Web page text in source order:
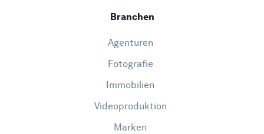
Branchen
Agenturen
Fotografie
Immobilien
Videoproduktion
Marken